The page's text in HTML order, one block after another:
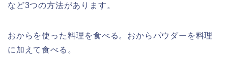
など3つの方法があります。
おからを使った料理を食べる。おからパウダーを料理
に加えて食べる。